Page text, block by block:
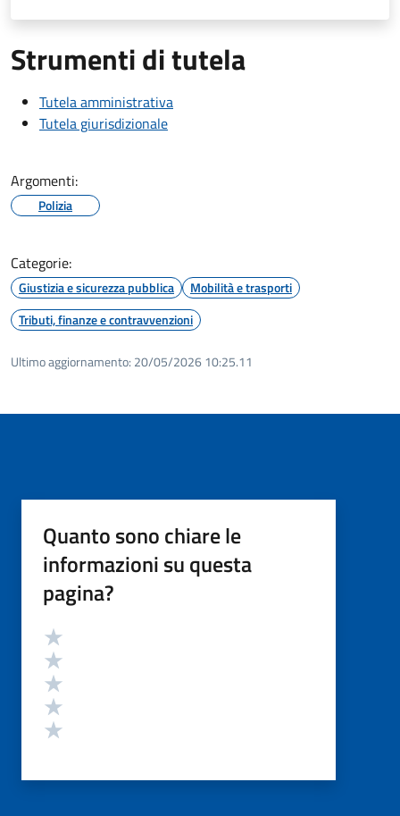
Strumenti di tutela
Tutela amministrativa
Tutela giurisdizionale
Argomenti:
Polizia
Categorie:
Giustizia e sicurezza pubblica
Mobilità e trasporti
Tributi, finanze e contravvenzioni
Ultimo aggiornamento: 20/05/2026 10:25.11
Quanto sono chiare le
informazioni su questa
pagina?
Valutazione